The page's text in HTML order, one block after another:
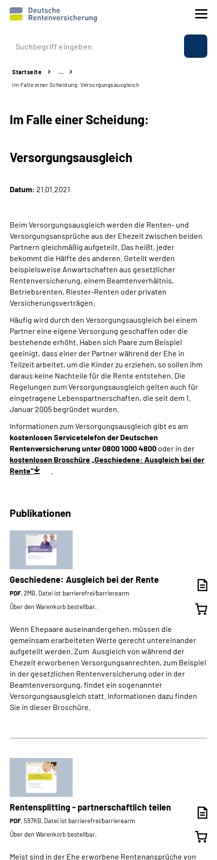
Prävention
Reha
Experten
Über uns & Presse
Suche
Language
Inhalte in Gebärdensprache (DGS)
Leichte Sprache
Mein Kundenportal
Startseite
…
Im Falle einer Scheidung: Versorgungsausgleich
Im Falle einer Scheidung:
Versorgungsausgleich
Datum: 21.01.2021
Beim Versorgungsausgleich werden die Renten- und
Versorgungsansprüche aus der Ehezeit zwischen beiden
Partnern gleichmäßig aufgeteilt. Das heißt, jeder
bekommt die Hälfte des anderen. Geteilt werden
beispielsweise Anwartschaften aus gesetzlicher
Rentenversicherung, einem Beamtenverhältnis,
Betriebsrenten, Riester-Renten oder privaten
Versicherungsverträgen.
Häufig wird durch den Versorgungsausgleich bei einem
Partner eine eigene Versorgung geschaffen oder die
bestehende erhöht. Haben sich Paare zum Beispiel
geeinigt, dass einer der Partner während der Ehe in
Teilzeit arbeitet, um die Kinder zu erziehen, so sollen ihm
daraus keine Nachteile für die Rente entstehen. Die
Regelungen zum Versorgungsausgleich gelten auch für
eingetragene Lebenspartnerschaften, die seit dem 1.
Januar 2005 begründet wurden.
Informationen zum Versorgungsausgleich gibt es am
kostenlosen Servicetelefon der Deutschen
Rentenversicherung unter 0800 1000 4800 oder in der
kostenlosen Broschüre „Geschiedene: Ausgleich bei der
Rente“
Publikationen
Geschiedene: Ausgleich bei der Rente
PDF, 2MB, Datei ist barrierefrei⁄barrierearm
Über den Warenkorb bestellbar.
Wenn Ehepaare auseinandergehen, müssen die
gemeinsam erarbeiteten Werte gerecht untereinander
aufgeteilt werden. Zum Ausgleich von während der
Ehezeit erworbenen Versorgungsanrechten, zum Beispiel
in der gesetzlichen Rentenversicherung oder in der
Beamtenversorgung, findet ein sogenannter
Versorgungsausgleich statt. Informationen dazu finden
Sie in dieser Broschüre.
Rentensplitting - partnerschaftlich teilen
PDF, 597KB, Datei ist barrierefrei⁄barrierearm
Über den Warenkorb bestellbar.
Meist sind in der Ehe erworbene Rentenansprüche von